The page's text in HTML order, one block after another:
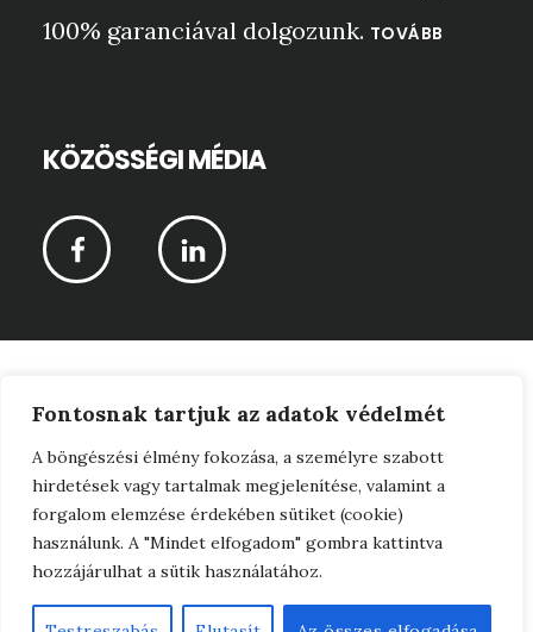
Fontosnak tartjuk az adatok védelmét
A böngészési élmény fokozása, a személyre szabott
hirdetések vagy tartalmak megjelenítése, valamint a
forgalom elemzése érdekében sütiket (cookie)
használunk. A "Mindet elfogadom" gombra kattintva
hozzájárulhat a sütik használatához.
100% garanciával dolgozunk. TOVÁBB
KÖZÖSSÉGI MÉDIA
CPR-Vagyonértékelő Kft © 2026 ·
Adatkezelési tájékoztató
·
Jogi nyilatkozat
·
Webfejlesztés